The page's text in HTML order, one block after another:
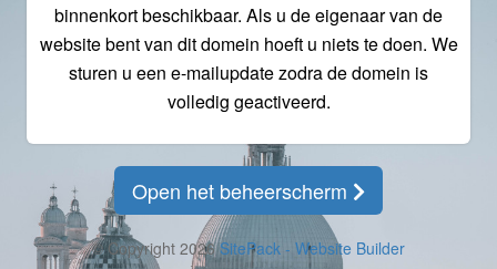
binnenkort beschikbaar. Als u de eigenaar van de
website bent van dit domein hoeft u niets te doen. We
sturen u een e-mailupdate zodra de domein is
volledig geactiveerd.
Open het beheerscherm
© Copyright 2026SitePack - Website Builder